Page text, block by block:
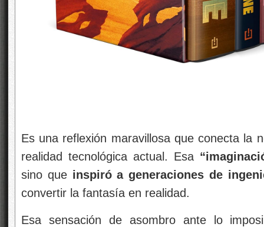
Es una reflexión maravillosa que conecta la
realidad tecnológica actual. Esa
sino que inspiró a generaciones de
convertir la fantasía en realidad.
Esa sensación de asombro ante lo